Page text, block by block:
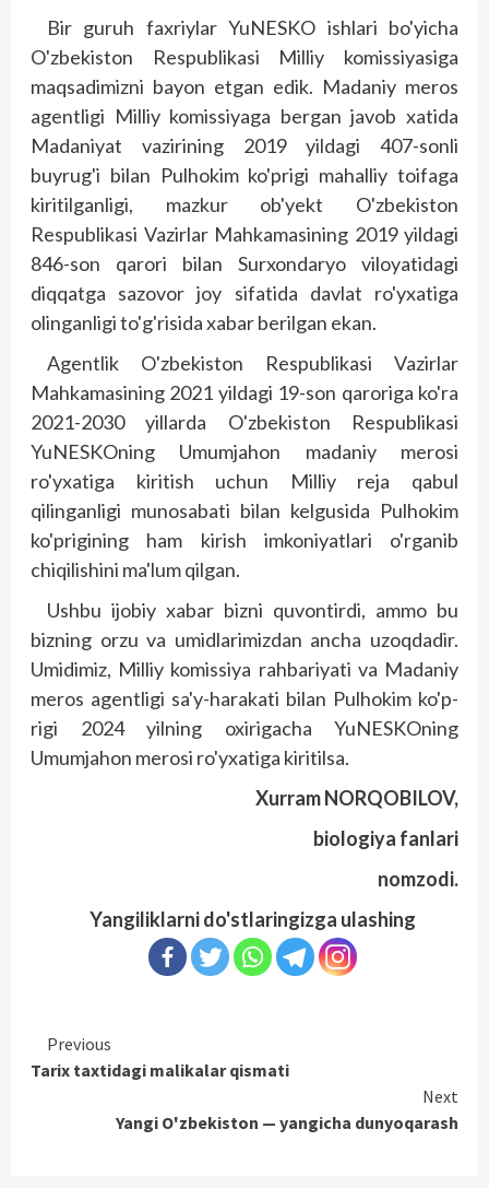
Bir guruh faxriylar YuNESKO ishlari bo'yicha
O'zbekiston Respublikasi Milliy komissiyasiga
maqsadimizni bayon etgan edik. Madaniy meros
agentligi Milliy komissiyaga bergan javob xatida
Madaniyat vazirining 2019 yildagi 407-sonli
buyrug'i bilan Pulhokim ko'prigi mahalliy toifaga
kiritilganligi, mazkur ob'yekt O'zbekiston
Respublikasi Vazirlar Mahkamasining 2019 yildagi
846-son qarori bilan Surxondaryo viloyatidagi
diqqatga sazovor joy sifatida davlat ro'yxatiga
olinganligi to'g'risida xabar berilgan ekan.
Agentlik O'zbekiston Respublikasi Vazirlar
Mahkamasining 2021 yildagi 19-son qaroriga ko'ra
2021-2030 yillarda O'zbekiston Respublikasi
YuNESKOning Umumjahon madaniy merosi
ro'yxatiga kiritish uchun Milliy reja qabul
qilinganligi munosabati bilan kelgusida Pulhokim
ko'prigining ham kirish imkoniyatlari o'rganib
chiqilishini ma'lum qilgan.
Ushbu ijobiy xabar bizni quvontirdi, ammo bu
bizning orzu va umidlarimizdan ancha uzoqdadir.
Umidimiz, Milliy komissiya rahbariyati va Madaniy
meros agentligi sa'y-harakati bilan Pulhokim ko'p­
rigi 2024 yilning oxirigacha YuNESKOning
Umumjahon merosi ro'yxatiga kiritilsa.
Xurram NORQOBILOV,
biologiya fanlari
nomzodi.
Yangiliklarni do'stlaringizga ulashing
Continue
Reading
Previous
Tarix taxtidagi malikalar qismati
Next
Yangi O'zbekiston — yangicha dunyoqarash